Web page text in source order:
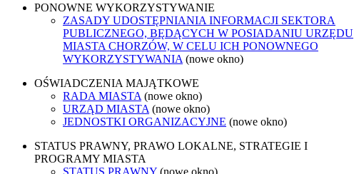
PONOWNE WYKORZYSTYWANIE
ZASADY UDOSTĘPNIANIA INFORMACJI SEKTORA
PUBLICZNEGO, BĘDĄCYCH W POSIADANIU URZĘDU
MIASTA CHORZÓW, W CELU ICH PONOWNEGO
WYKORZYSTYWANIA (nowe okno)
OŚWIADCZENIA MAJĄTKOWE
RADA MIASTA (nowe okno)
URZĄD MIASTA (nowe okno)
JEDNOSTKI ORGANIZACYJNE (nowe okno)
STATUS PRAWNY, PRAWO LOKALNE, STRATEGIE I
PROGRAMY MIASTA
STATUS PRAWNY (nowe okno)